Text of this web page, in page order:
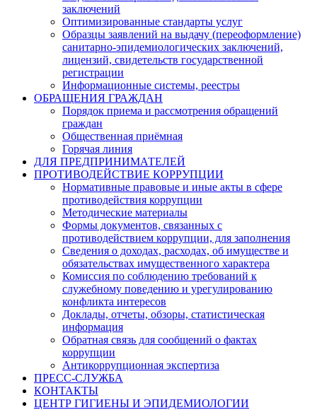
заключений
Оптимизированные стандарты услуг
Образцы заявлений на выдачу (переоформление)
санитарно-эпидемиологических заключений,
лицензий, свидетельств государственной
регистрации
Информационные системы, реестры
ОБРАЩЕНИЯ ГРАЖДАН
Порядок приема и рассмотрения обращений
граждан
Общественная приёмная
Горячая линия
ДЛЯ ПРЕДПРИНИМАТЕЛЕЙ
ПРОТИВОДЕЙСТВИЕ КОРРУПЦИИ
Нормативные правовые и иные акты в сфере
противодействия коррупции
Методические материалы
Формы документов, связанных с
противодействием коррупции, для заполнения
Сведения о доходах, расходах, об имуществе и
обязательствах имущественного характера
Комиссия по соблюдению требований к
служебному поведению и урегулированию
конфликта интересов
Доклады, отчеты, обзоры, статистическая
информация
Обратная связь для сообщений о фактах
коррупции
Антикоррупционная экспертиза
ПРЕСС-СЛУЖБА
КОНТАКТЫ
ЦЕНТР ГИГИЕНЫ И ЭПИДЕМИОЛОГИИ